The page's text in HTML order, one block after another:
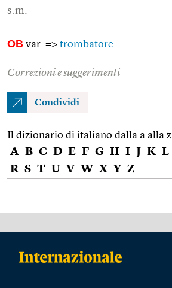
s.m.
OB var. => trombatore
Correzioni e suggerimenti
Condividi
Il dizionario di italiano dalla a alla z
A B C D E F G H I J K L
R S T U V W X Y Z